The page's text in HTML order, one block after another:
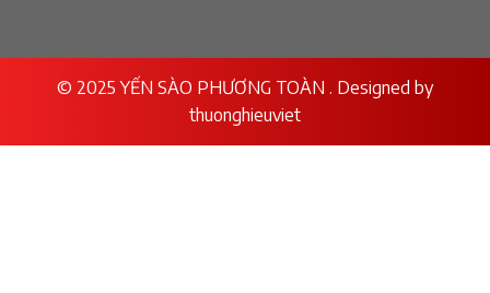
© 2025 YẾN SÀO PHƯƠNG TOÀN . Designed by
thuonghieuviet